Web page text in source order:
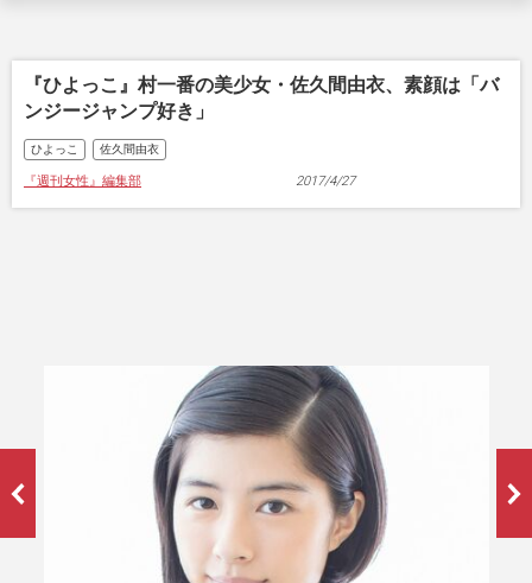
『ひよっこ』村一番の美少女・佐久間由衣、素顔は「バ
ンジージャンプ好き」
ひよっこ 佐久間由衣
『週刊女性』編集部 2017/4/27